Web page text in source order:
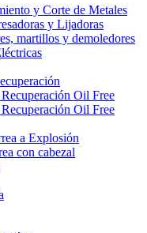
y Corte de Metales
y Lijadoras
martillos y demoledores
Oil Free
Oil Free
a Explosión
con cabezal